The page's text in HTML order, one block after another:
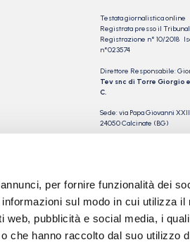
per fornire funzionalità dei
sul modo in cui utilizza il
pubblicità e social media, i
che hanno raccolto dal suo utilizzo
Testata giornalistica online
Registrata presso il
Registrazione n° 10/2018
n°023574
Direttore Responsabile:
Tev snc di Torre Giorgio
C.
Sede: via Papa Giovanni
24050 Calcinate (BG)